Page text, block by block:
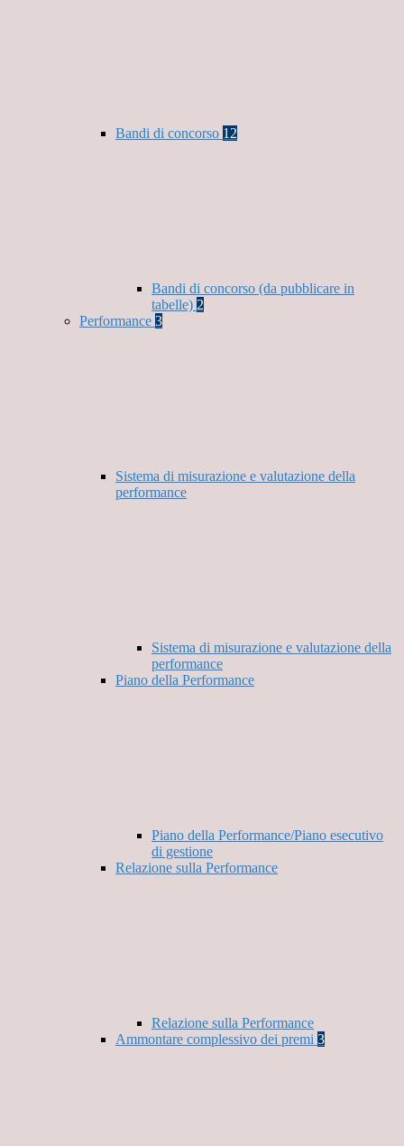
Bandi di concorso 12
Bandi di concorso (da pubblicare in
tabelle) 2
Performance 3
Sistema di misurazione e valutazione della
performance
Sistema di misurazione e valutazione della
performance
Piano della Performance
Piano della Performance/Piano esecutivo
di gestione
Relazione sulla Performance
Relazione sulla Performance
Ammontare complessivo dei premi 3